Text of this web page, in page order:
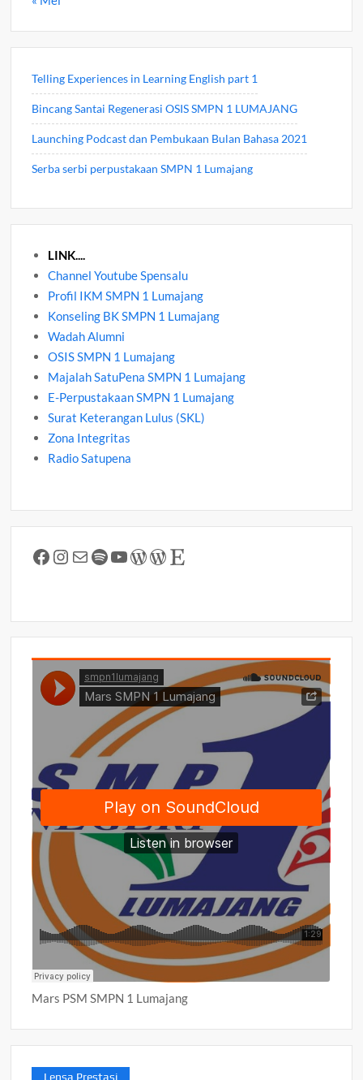
Telling Experiences in Learning English part 1
Bincang Santai Regenerasi OSIS SMPN 1 LUMAJANG
Launching Podcast dan Pembukaan Bulan Bahasa 2021
Serba serbi perpustakaan SMPN 1 Lumajang
LINK....
Channel Youtube Spensalu
Profil IKM SMPN 1 Lumajang
Konseling BK SMPN 1 Lumajang
Wadah Alumni
OSIS SMPN 1 Lumajang
Majalah SatuPena SMPN 1 Lumajang
E-Perpustakaan SMPN 1 Lumajang
Surat Keterangan Lulus (SKL)
Zona Integritas
Radio Satupena
Facebook
Instagram
MailSpotify
YouTube
WordPress
WordPress
Etsy
Mars PSM SMPN 1 Lumajang
Lensa Prestasi